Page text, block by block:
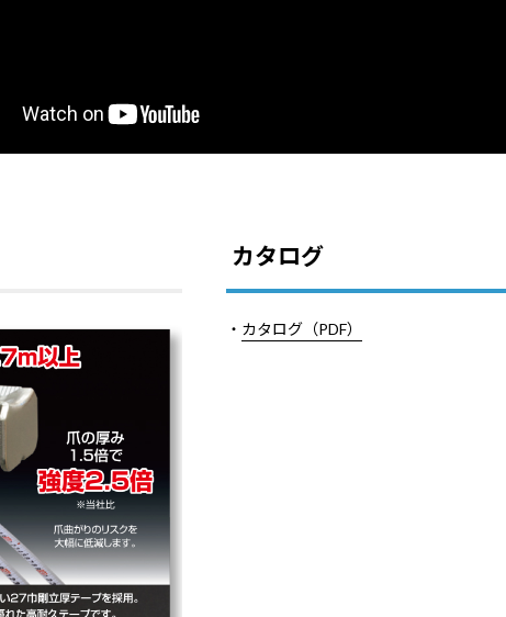
カタログ
・ カタログ（PDF）